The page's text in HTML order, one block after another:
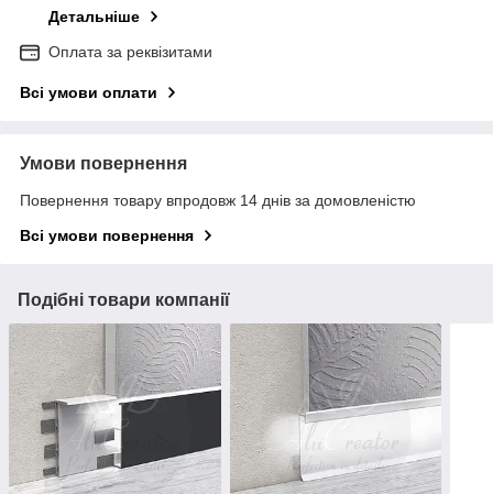
Детальніше
Оплата за реквізитами
Всі умови оплати
Умови повернення
Повернення товару впродовж 14 днів за домовленістю
Всі умови повернення
Подібні товари компанії